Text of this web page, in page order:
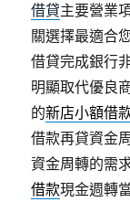
借貸主要營業
關選擇最適合
借貸完成銀行
明顯取代優良
的新店小額借
借款再貸資金
資金周轉的需
借款現金週轉